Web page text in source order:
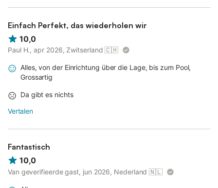
Einfach Perfekt, das wiederholen wir
10,0
Paul H., apr 2026, Zwitserland 🇨🇭
Alles, von der Einrichtung über die Lage, bis zum Pool,
Grossartig
Da gibt es nichts
Vertalen
Fantastisch
10,0
Van geverifieerde gast, jun 2026, Nederland 🇳🇱